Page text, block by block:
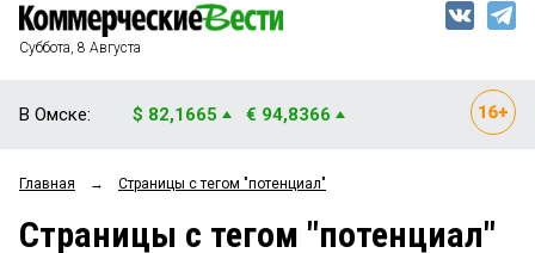
ФИНАНСЫ
ОБЩЕСТВО
ЗАКОН
Мнения
Рейтинги
Суббота, 8 Августа
В Омске: $ 82,1665 € 94,8366
Главная → Страницы c тегом "потенциал"
Страницы c тегом "потенциал"